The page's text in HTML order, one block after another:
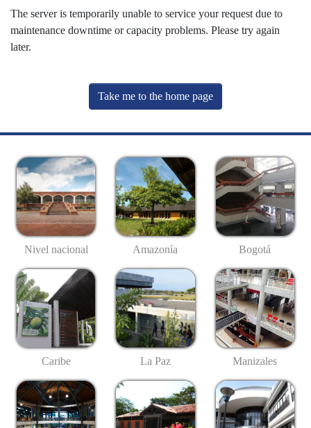
The server is temporarily unable to service your request due to
maintenance downtime or capacity problems. Please try again
later.
Take me to the home page
Nivel nacional Amazonía Bogotá
Caribe La Paz Manizales